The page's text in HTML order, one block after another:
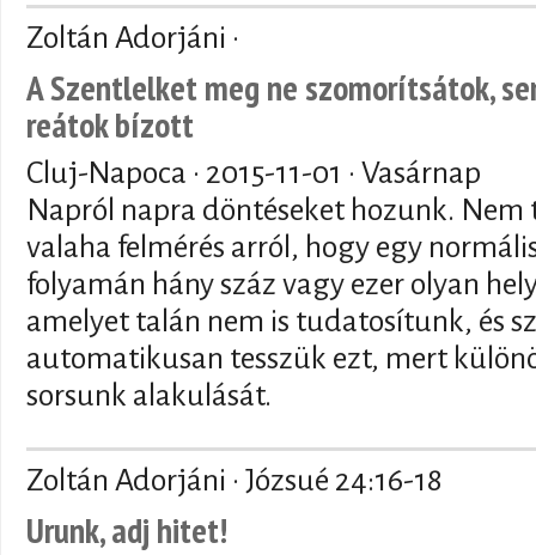
Zoltán Adorjáni ·
A Szentlelket meg ne szomorítsátok,
reátok bízott
Cluj-Napoca · 2015-11-01 · Vasárnap
Napról napra döntéseket hozunk.
valaha felmérés arról, hogy egy
folyamán hány száz vagy ezer olyan
amelyet talán nem is tudatosítunk, és
automatikusan tesszük ezt, mert
sorsunk alakulását.
Zoltán Adorjáni · Józsué 24:16-18
Urunk, adj hitet!